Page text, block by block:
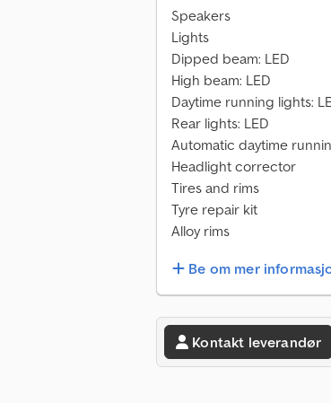
Speakers
Lights
Dipped beam: LED
High beam: LED
Daytime running lights:
Rear lights: LED
Automatic daytime
Headlight corrector
Tires and rims
Tyre repair kit
Alloy rims
Be om mer
Kontakt leverandør